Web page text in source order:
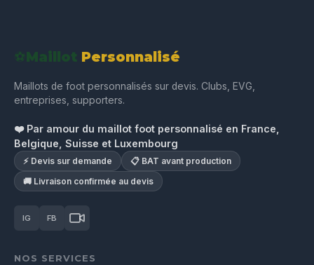
⚽Maillot Personnalisé
Maillots de foot personnalisés sur devis. Clubs, EVG,
entreprises, supporters.
❤️ Par amour du maillot foot personnalisé en France,
Belgique, Suisse et Luxembourg
⚡ Devis sur demande
📋 BAT avant production
🚚 Livraison confirmée au devis
IG FB
NOS SERVICES